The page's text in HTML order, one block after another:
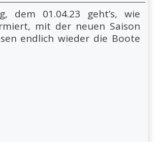
dem 01.04.23 geht’s, wie
mit der neuen Saison
endlich wieder die Boote